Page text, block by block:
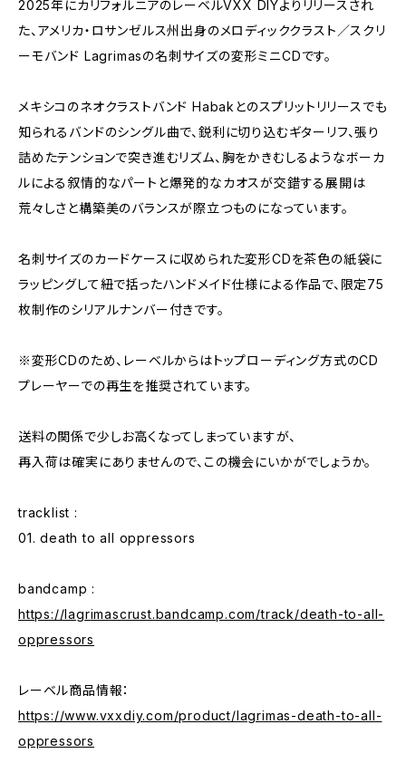
2025年にカリフォルニアのレーベルVXX DIYよりリリースされ
た、アメリカ・ロサンゼルス州出身のメロディッククラスト／スクリ
ーモバンド Lagrimasの名刺サイズの変形ミニCDです。
メキシコのネオクラストバンド Habakとのスプリットリリースでも
知られるバンドのシングル曲で、鋭利に切り込むギターリフ、張り
詰めたテンションで突き進むリズム、胸をかきむしるようなボーカ
ルによる叙情的なパートと爆発的なカオスが交錯する展開は
荒々しさと構築美のバランスが際立つものになっています。
名刺サイズのカードケースに収められた変形CDを茶色の紙袋に
ラッピングして紐で括ったハンドメイド仕様による作品で、限定75
枚制作のシリアルナンバー付きです。
※変形CDのため、レーベルからはトップローディング方式のCD
プレーヤーでの再生を推奨されています。
送料の関係で少しお高くなってしまっていますが、
再入荷は確実にありませんので、この機会にいかがでしょうか。
tracklist :
01. death to all oppressors
bandcamp :
https://lagrimascrust.bandcamp.com/track/death-to-all-
oppressors
レーベル商品情報：
https://www.vxxdiy.com/product/lagrimas-death-to-all-
oppressors